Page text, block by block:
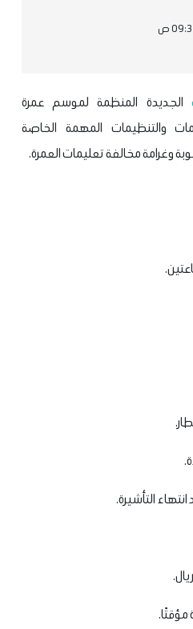
الجديدة المنظمة لموسم عمرة
والتنظيمات المهمة الخاصة
وغرامة مخالفة تعليمات العمرة.
التأشيرة.
مؤقتًا.